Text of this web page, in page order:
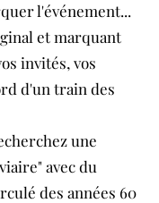
l'événement...
et marquant
invités, vos
d'un train des
une
avec du
des années 60